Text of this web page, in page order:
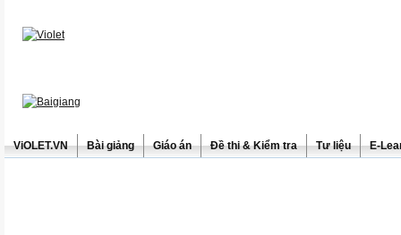
ViOLET.VN Bài giảng Giáo án Đề thi & Kiểm tra Tư liệu E-